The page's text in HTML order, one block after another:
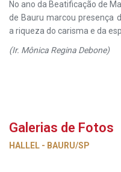
No ano da Beatificação de
de Bauru marcou presença
a riqueza do carisma e da
(Ir. Mônica Regina Debone)
Galerias de Fotos
HALLEL - BAURU/SP